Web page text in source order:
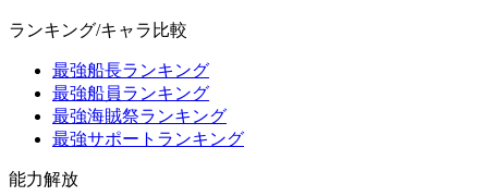
ランキング/キャラ比較
最強船長ランキング
最強船員ランキング
最強海賊祭ランキング
最強サポートランキング
能力解放